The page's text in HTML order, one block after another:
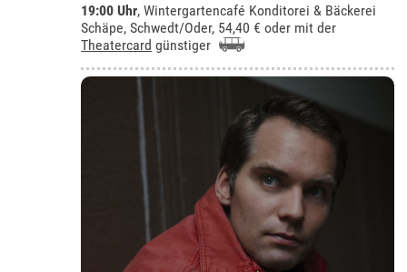
19:00 Uhr,Wintergartencafé Konditorei & Bäckerei
Schäpe, Schwedt/Oder, 54,40 € oder mit der
Theatercard günstiger